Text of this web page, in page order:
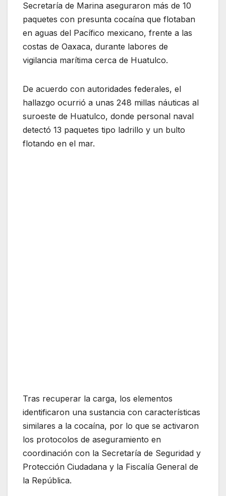
Secretaría de Marina aseguraron más de 10
paquetes con presunta cocaína que flotaban
en aguas del Pacífico mexicano, frente a las
costas de Oaxaca, durante labores de
vigilancia marítima cerca de Huatulco.
De acuerdo con autoridades federales, el
hallazgo ocurrió a unas 248 millas náuticas al
suroeste de Huatulco, donde personal naval
detectó 13 paquetes tipo ladrillo y un bulto
flotando en el mar.
Tras recuperar la carga, los elementos
identificaron una sustancia con características
similares a la cocaína, por lo que se activaron
los protocolos de aseguramiento en
coordinación con la Secretaría de Seguridad y
Protección Ciudadana y la Fiscalía General de
la República.